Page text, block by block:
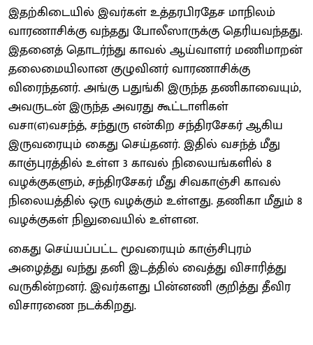
இதற்கிடையில் இவர்கள் உத்தரபிரதேச மாநிலம்
வாரணாசிக்கு வந்தது போலீஸாருக்கு தெரியவந்தது.
இதனைத் தொடர்ந்து காவல் ஆய்வாளர் மணிமாறன்
தலைமையிலான குழுவினர் வாரணாசிக்கு
விரைந்தனர். அங்கு பதுங்கி இருந்த தணிகாவையும்,
அவருடன் இருந்த அவரது கூட்டாளிகள்
வசா(எ)வசந்த், சந்துரு என்கிற சந்திரசேகர் ஆகிய
இருவரையும் கைது செய்தனர். இதில் வசந்த் மீது
காஞ்புரத்தில் உள்ள 3 காவல் நிலையங்களில் 8
வழக்குகளும், சந்திரசேகர் மீது சிவகாஞ்சி காவல்
நிலையத்தில் ஒரு வழக்கும் உள்ளது. தணிகா மீதும் 8
வழக்குகள் நிலுவையில் உள்ளன.
கைது செய்யப்பட்ட மூவரையும் காஞ்சிபுரம்
அழைத்து வந்து தனி இடத்தில் வைத்து விசாரித்து
வருகின்றனர். இவர்களது பின்னணி குறித்து தீவிர
விசாரணை நடக்கிறது.